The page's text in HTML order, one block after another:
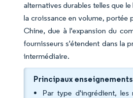
alternatives durables telles que
la croissance en volume, portée
Chine, due à l'expansion du
fournisseurs s'étendent dans la
intermédiaire.
Principaux
Par type d'ingrédient, les